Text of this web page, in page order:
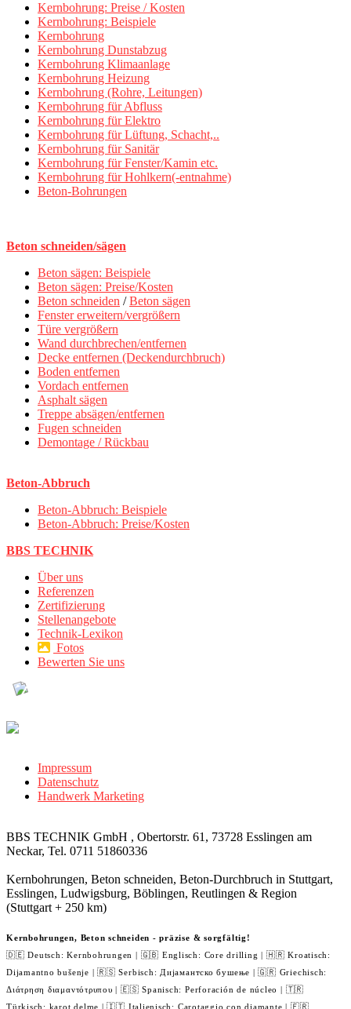
Kernbohrung: Preise / Kosten
Kernbohrung: Beispiele
Kernbohrung
Kernbohrung Dunstabzug
Kernbohrung Klimaanlage
Kernbohrung Heizung
Kernbohrung (Rohre, Leitungen)
Kernbohrung für Abfluss
Kernbohrung für Elektro
Kernbohrung für Lüftung, Schacht,..
Kernbohrung für Sanitär
Kernbohrung für Fenster/Kamin etc.
Kernbohrung für Hohlkern(-entnahme)
Beton-Bohrungen
Beton schneiden/sägen
Beton sägen: Beispiele
Beton sägen: Preise/Kosten
Beton schneiden /Beton sägen
Fenster erweitern/vergrößern
Türe vergrößern
Wand durchbrechen/entfernen
Decke entfernen (Deckendurchbruch)
Boden entfernen
Vordach entfernen
Asphalt sägen
Treppe absägen/entfernen
Fugen schneiden
Demontage / Rückbau
Beton-Abbruch
Beton-Abbruch: Beispiele
Beton-Abbruch: Preise/Kosten
BBS TECHNIK
Über uns
Referenzen
Zertifizierung
Stellenangebote
Technik-Lexikon
Fotos
Bewerten Sie uns
Impressum
Datenschutz
Handwerk Marketing
BBS TECHNIK GmbH , Obertorstr. 61, 73728 Esslingen am
Neckar, Tel. 0711 51860336
Kernbohrungen, Beton schneiden, Beton-Durchbruch in Stuttgart,
Esslingen, Ludwigsburg, Böblingen, Reutlingen & Region
(Stuttgart + 250 km)
Kernbohrungen, Beton schneiden - präzise & sorgfältig!
🇩🇪 Deutsch: Kernbohrungen | 🇬🇧 Englisch: Core drilling | 🇭🇷 Kroatisch:
Dijamantno bušenje | 🇷🇸 Serbisch: Дијамантско бушење | 🇬🇷 Griechisch:
Διάτρηση διαμαντότρυπου | 🇪🇸 Spanisch: Perforación de núcleo | 🇹🇷
Türkisch: karot delme | 🇮🇹 Italienisch: Carotaggio con diamante | 🇫🇷